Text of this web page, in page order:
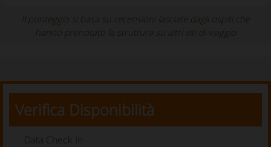
Il punteggio si basa su recensioni lasciate dagli ospiti che
hanno prenotato la struttura su altri siti di viaggio
Verifica Disponibilità
Data Check In